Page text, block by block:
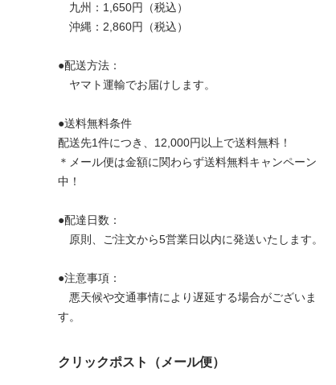
九州：1,650円（税込）
沖縄：2,860円（税込）
●配送方法：
ヤマト運輸でお届けします。
●送料無料条件
配送先1件につき、12,000円以上で送料無料！
＊メール便は金額に関わらず送料無料キャンペーン
中！
●配達日数：
原則、ご注文から5営業日以内に発送いたします。
●注意事項：
悪天候や交通事情により遅延する場合がございま
す。
クリックポスト（メール便）